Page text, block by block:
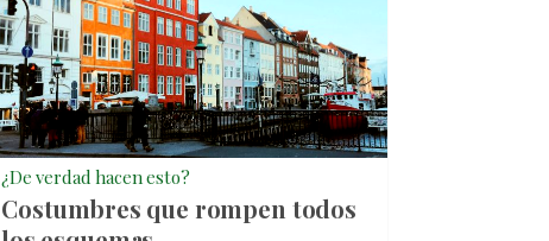
¿De verdad hacen esto?
Costumbres que rompen todos